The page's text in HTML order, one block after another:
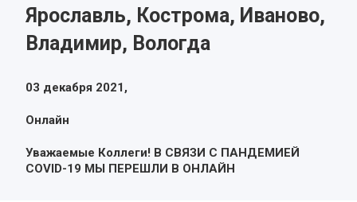
Ярославль, Кострома, Иваново,
Владимир, Вологда
03 декабря 2021,
Онлайн
Уважаемые Коллеги! В СВЯЗИ С ПАНДЕМИЕЙ
COVID-19 МЫ ПЕРЕШЛИ В ОНЛАЙН